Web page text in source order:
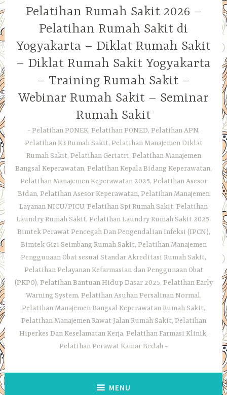
Pelatihan Rumah Sakit 2026 –
Pelatihan Rumah Sakit di
Yogyakarta – Diklat Rumah Sakit
– Diklat Rumah Sakit Yogyakarta
– Training Rumah Sakit –
Webinar Rumah Sakit – Seminar
Rumah Sakit
Pelatihan PONEK, Pelatihan PONED, Pelatihan APN,
Pelatihan K3 Rumah Sakit, Pelatihan Manajemen Diklat
Rumah Sakit, Pelatihan Geriatri, Pelatihan Manajemen
Bangsal Keperawatan, Pelatihan Kepala Bidang Keperawatan,
Pelatihan Manajemen Keperawatan 2025, Pelatihan Asesor
Bidan, Pelatihan Asesor Keperawatan, Pelatihan Manajemen
Layanan NICU/PICU, Pelatihan Spi Rumah Sakit, Pelatihan
Laundry Rumah Sakit, Pelatihan Laundry Rumah Sakit 2025,
Bimtek Perawat Pencegah Dan Pengendalian Infeksi (IPCN),
Bimtek Gizi Seimbang Rumah Sakit, Pelatihan Manajemen
Penggunaan Obat sesuai Standar Akreditasi Rumah Sakit,
Pelatihan Pelayanan Kefarmasian dan Penggunaan Obat
(PKPO), Pelatihan Bantuan Hidup Dasar 2025, Pelatihan Early
Warning System, Pelatihan Asuhan Persalinan Normal,
Pelatihan Manajemen Bangsal Keperawatan Rumah Sakit,
Pelatihan Manajemen Rawat Jalan Rumah Sakit, Pelatihan
Hiperkes Dan Keselamatan Kerja, Pelatihan Farmasi Klinik,
Pelatihan Perawat Kamar Bedah
MENU